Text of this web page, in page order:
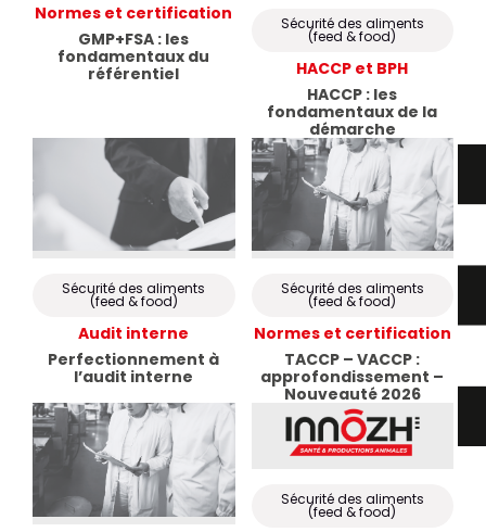
Normes et certification
GMP+FSA : les
fondamentaux du
référentiel
Sécurité des aliments
(feed & food)
HACCP et BPH
HACCP : les
fondamentaux de la
démarche
Sécurité des aliments
(feed & food)
Audit interne
Perfectionnement à
l’audit interne
Sécurité des aliments
(feed & food)
Normes et certification
TACCP – VACCP :
approfondissement –
Nouveauté 2026
Sécurité des aliments
(feed & food)